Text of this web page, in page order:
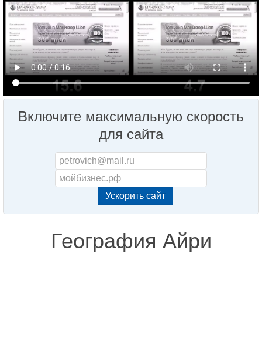
Включите максимальную скорость
для сайта
География Айри